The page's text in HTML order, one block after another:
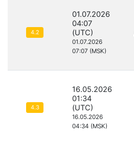
4.2
01.07.2026
04:07
(UTC)
01.07.2026
07:07 (MSK)
4.3
16.05.2026
01:34
(UTC)
16.05.2026
04:34 (MSK)